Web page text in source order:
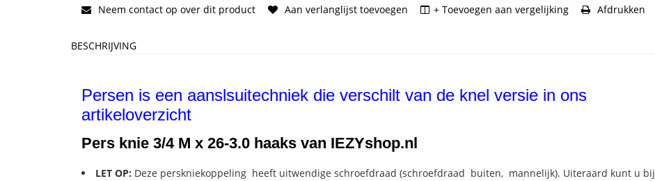
Neem contact op over dit product Aan verlanglijst toevoegen + Toevoegen aan vergelijking Afdrukken
BESCHRIJVING
Persen is een aanslsuitechniek die verschilt van de knel versie in ons
artikeloverzicht
Pers knie 3/4 M x 26-3.0 haaks van IEZYshop.nl
LET OP: Deze perskniekoppeling heeft uitwendige schroefdraad (schroefdraad buiten, mannelijk). Uiteraard kunt u bij